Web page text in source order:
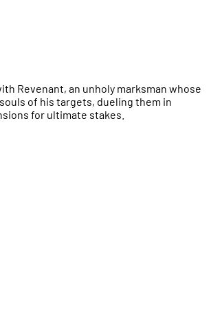
Revenant, an unholy marksman whose
of his targets, dueling them in
for ultimate stakes.